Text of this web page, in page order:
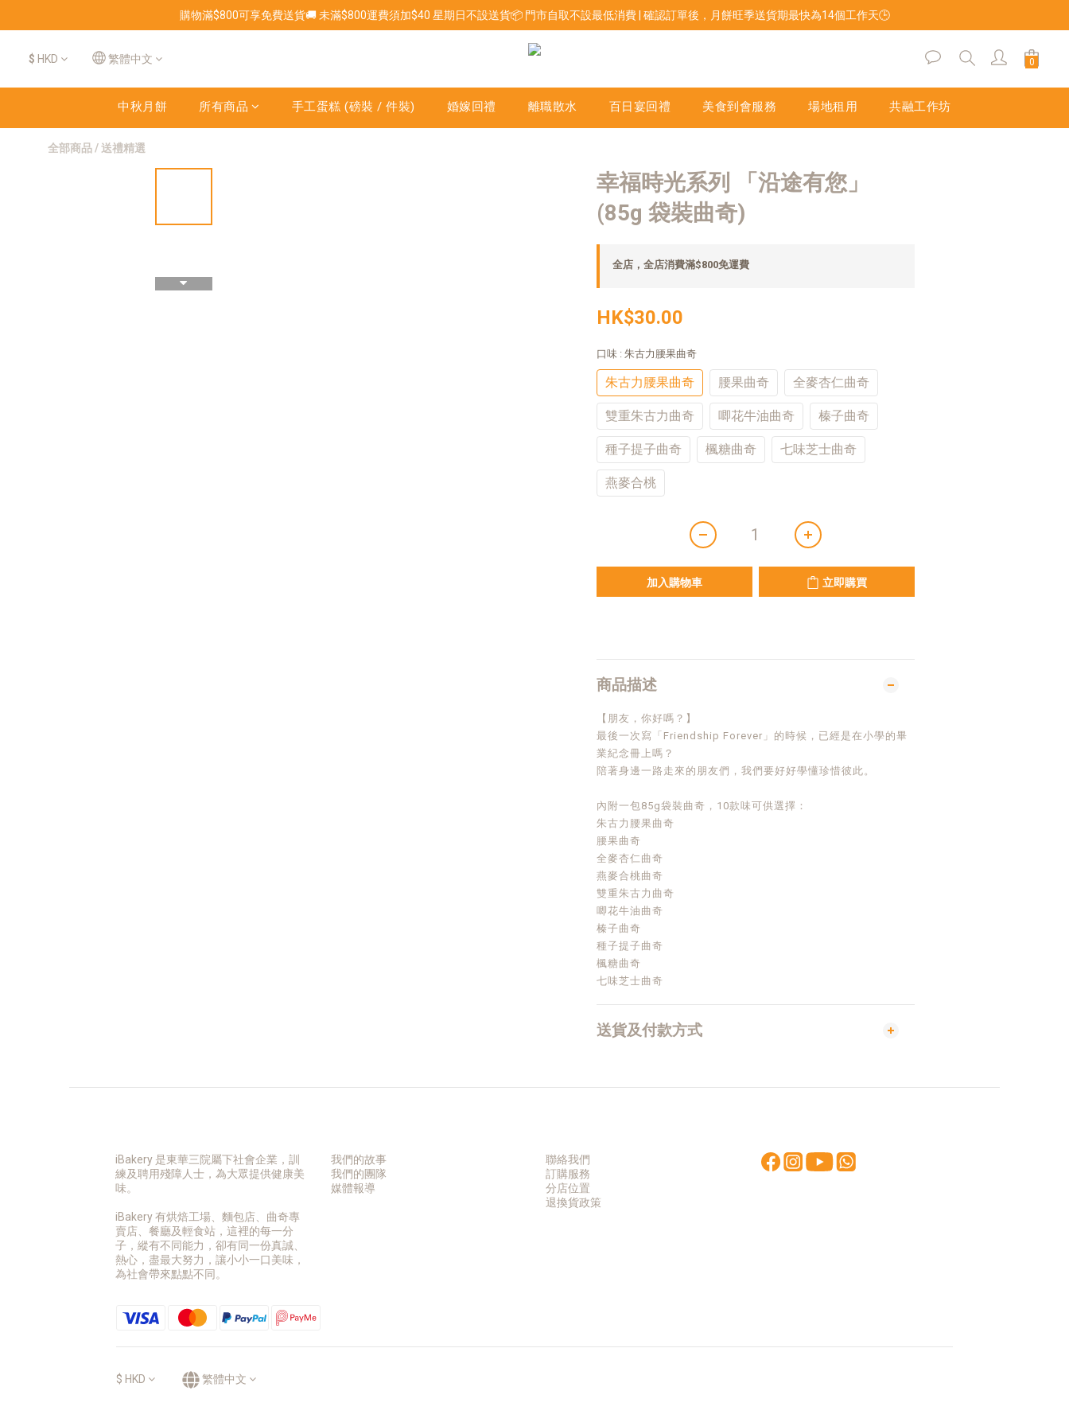
購物滿$800可享免費送貨🚚 未滿$800運費須加$40 星期日不設送貨📦 門市自取不設最低消費 | 確認訂單後，月餅旺季送貨期最快為14個工作天🕒
$ HKD 繁體中文
中秋月餅 所有商品 手工蛋糕 (磅裝 / 件裝) 婚嫁回禮 離職散水 百日宴回禮 美食到會服務 場地租用 共融工作坊
全部商品/送禮精選
幸福時光系列 「沿途有您」
(85g 袋裝曲奇)
全店，全店消費滿$800免運費
HK$30.00
口味 : 朱古力腰果曲奇
朱古力腰果曲奇 腰果曲奇 全麥杏仁曲奇
雙重朱古力曲奇 唧花牛油曲奇 榛子曲奇
種子提子曲奇 楓糖曲奇 七味芝士曲奇
燕麥合桃
加入購物車 立即購買
商品描述
【朋友，你好嗎？】
最後一次寫「Friendship Forever」的時候，已經是在小學的畢
業紀念冊上嗎？
陪著身邊一路走來的朋友們，我們要好好學懂珍惜彼此。
內附一包85g袋裝曲奇，10款味可供選擇：
朱古力腰果曲奇
腰果曲奇
全麥杏仁曲奇
燕麥合桃曲奇
雙重朱古力曲奇
唧花牛油曲奇
榛子曲奇
種子提子曲奇
楓糖曲奇
七味芝士曲奇
送貨及付款方式
立即購買
iBakery 是東華三院屬下社會企業，訓
練及聘用殘障人士，為大眾提供健康美
味。
iBakery 有烘焙工場、麵包店、曲奇專
賣店、餐廳及輕食站，這裡的每一分
子，縱有不同能力，卻有同一份真誠、
熱心，盡最大努力，讓小小一口美味，
為社會帶來點點不同。
我們的故事
我們的團隊
媒體報導
聯絡我們
訂購服務
分店位置
退換貨政策
$ HKD 繁體中文